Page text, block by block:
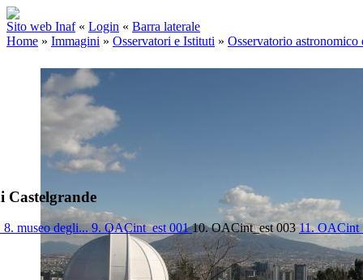
Sito web Inaf « Login « Barra laterale
Home » Immagini » Osservatori e Istituti » Osservatorio
Castelgrande
8. museo degli...9. OACint_est 00110. OACint_est 00311.